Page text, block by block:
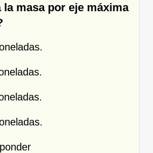
la masa por eje máxima